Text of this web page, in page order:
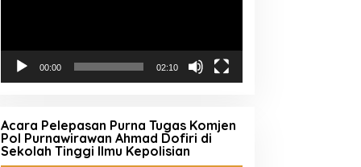
00:00 02:10
Acara Pelepasan Purna Tugas Komjen
Pol Purnawirawan Ahmad Dofiri di
Sekolah Tinggi Ilmu Kepolisian